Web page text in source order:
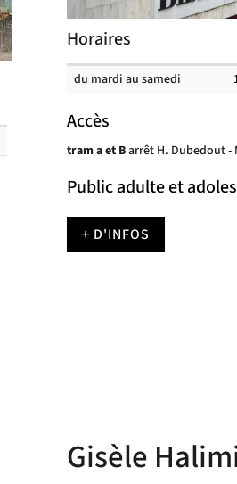
Horaires
Horaires
des
de
lecture
du mardi au samedi
Accès
tram a et Barrêt H. Dubedout -
Public adulte et
+ D'INFOS
Gisèle